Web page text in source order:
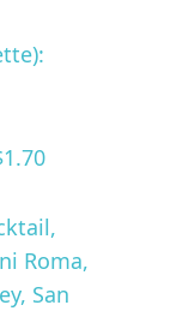
Roma,
San